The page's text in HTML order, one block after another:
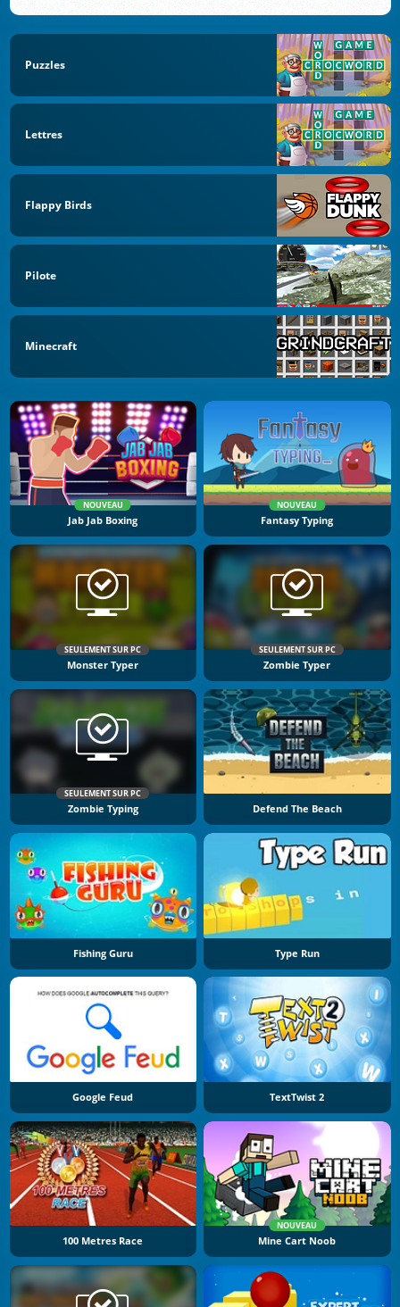
Puzzles
Lettres
Flappy Birds
Pilote
Minecraft
NOUVEAU
Jab Jab Boxing
NOUVEAU
Fantasy Typing
SEULEMENT SUR PC
Monster Typer
SEULEMENT SUR PC
Zombie Typer
SEULEMENT SUR PC
Zombie Typing Defend The Beach
Fishing Guru Type Run
Google Feud TextTwist 2
100 Metres Race
NOUVEAU
Mine Cart Noob